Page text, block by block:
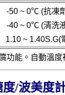
-50 ~ 0℃ (抗凍
-40 ~ 0℃ (清洗
1.10 ~ 1.40S.G(
功能。自動溫
/波美度